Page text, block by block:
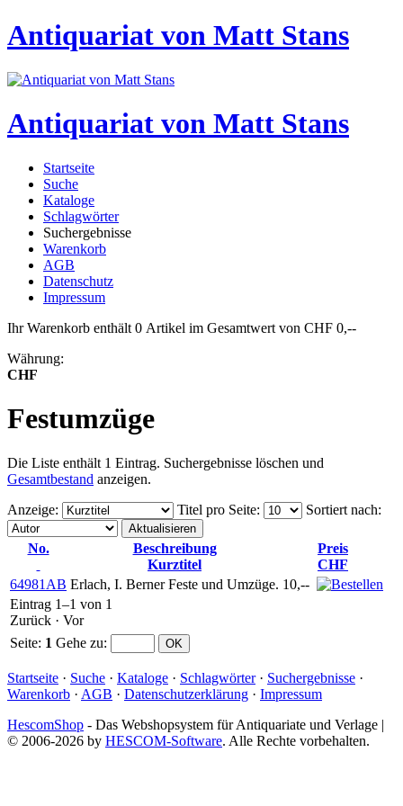
Antiquariat von Matt Stans
Antiquariat von Matt Stans
Startseite
Suche
Kataloge
Schlagwörter
Suchergebnisse
Warenkorb
AGB
Datenschutz
Impressum
Ihr Warenkorb enthält 0 Artikel im Gesamtwert von CHF 0,--
Währung:
CHF
Festumzüge
Die Liste enthält 1 Eintrag. Suchergebnisse löschen und
Gesamtbestand anzeigen.
Anzeige: Titel pro Seite: Sortiert nach:
No.
Beschreibung
Kurztitel
Preis
CHF
64981AB Erlach, I. Berner Feste und Umzüge. 10,--
Eintrag 1–1 von 1
Zurück · Vor
Seite: 1 Gehe zu:
Startseite · Suche · Kataloge · Schlagwörter· Suchergebnisse ·
Warenkorb · AGB · Datenschutzerklärung · Impressum
HescomShop - Das Webshopsystem für Antiquariate und Verlage |
© 2006-2026 by HESCOM-Software. Alle Rechte vorbehalten.